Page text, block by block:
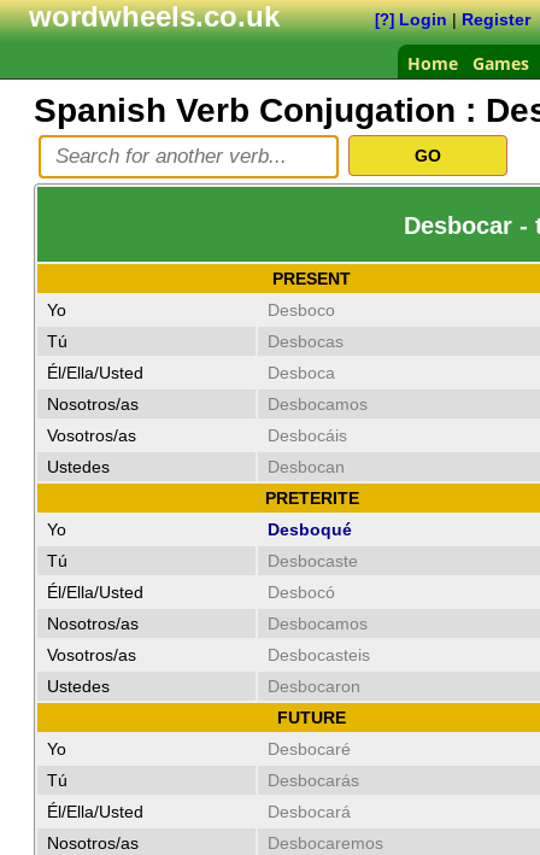
wordwheels.co.uk [?] Login|Register
Home Games
Spanish Verb Conjugation :
Desbocar -
PRESENT
Yo
Desboco
Tú
Desbocas
Él/Ella/Usted
Desboca
Nosotros/as
Desbocamos
Vosotros/as
Desbocáis
Ustedes
Desbocan
PRETERITE
Yo
Desboqué
Tú
Desbocaste
Él/Ella/Usted
Desbocó
Nosotros/as
Desbocamos
Vosotros/as
Desbocasteis
Ustedes
Desbocaron
FUTURE
Yo
Desbocaré
Tú
Desbocarás
Él/Ella/Usted
Desbocará
Nosotros/as
Desbocaremos